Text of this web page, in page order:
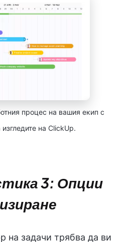
процес на вашия екип с
на ClickUp.
3: Опции
на задачи трябва да ви